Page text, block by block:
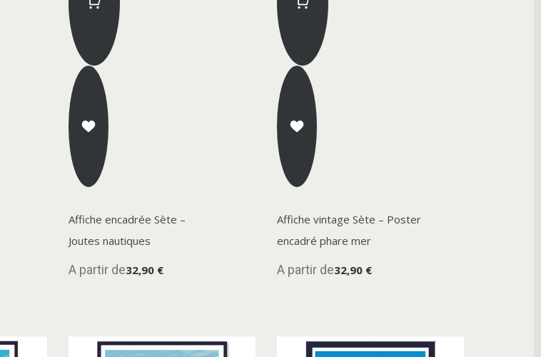
Affiche encadrée Sète –
Joutes nautiques
A partir de32,90 €
Affiche vintage Sète – Poster
encadré phare mer
A partir de32,90 €